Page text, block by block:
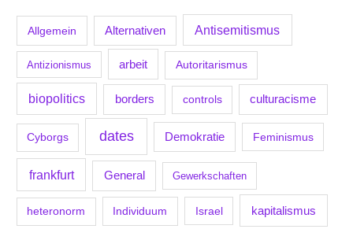
Allgemein Alternativen Antisemitismus
Antizionismus arbeit Autoritarismus
biopolitics borders controls culturacisme
Cyborgs dates Demokratie Feminismus
frankfurt General Gewerkschaften
heteronorm Individuum Israel kapitalismus